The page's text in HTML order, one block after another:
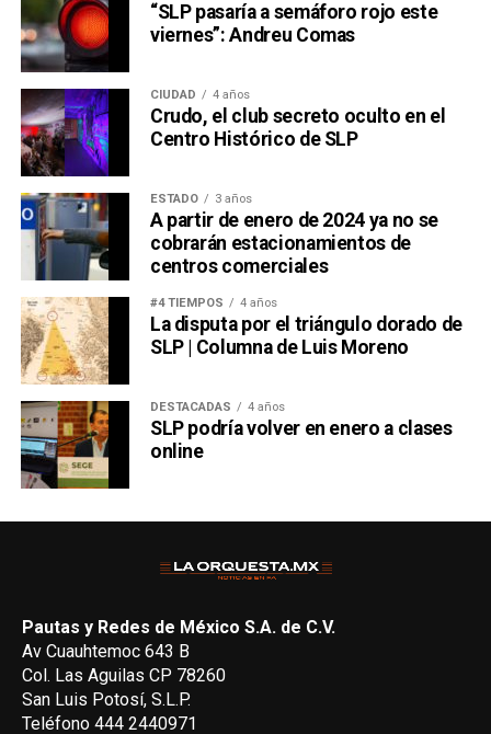
“SLP pasaría a semáforo rojo este
viernes”: Andreu Comas
CIUDAD 4 años
Crudo, el club secreto oculto en el
Centro Histórico de SLP
ESTADO 3 años
A partir de enero de 2024 ya no se
cobrarán estacionamientos de
centros comerciales
#4 TIEMPOS 4 años
La disputa por el triángulo dorado de
SLP | Columna de Luis Moreno
DESTACADAS 4 años
SLP podría volver en enero a clases
online
Pautas y Redes de México S.A. de C.V.
Av Cuauhtemoc 643 B
Col. Las Aguilas CP 78260
San Luis Potosí, S.L.P.
Teléfono 444 2440971